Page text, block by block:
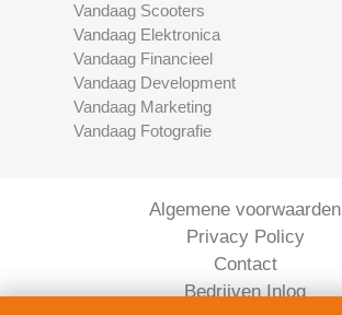
Vandaag Scooters
Vandaag Elektronica
Vandaag Financieel
Vandaag Development
Vandaag Marketing
Vandaag Fotografie
Algemene voorwaarden
Privacy Policy
Contact
Bedrijven Inlog